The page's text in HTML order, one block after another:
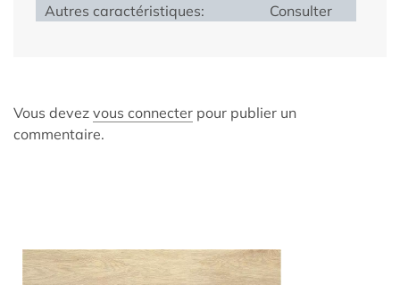
Autres caractéristiques:
Consulter
Vous devez vous connecter pour publier un
commentaire.